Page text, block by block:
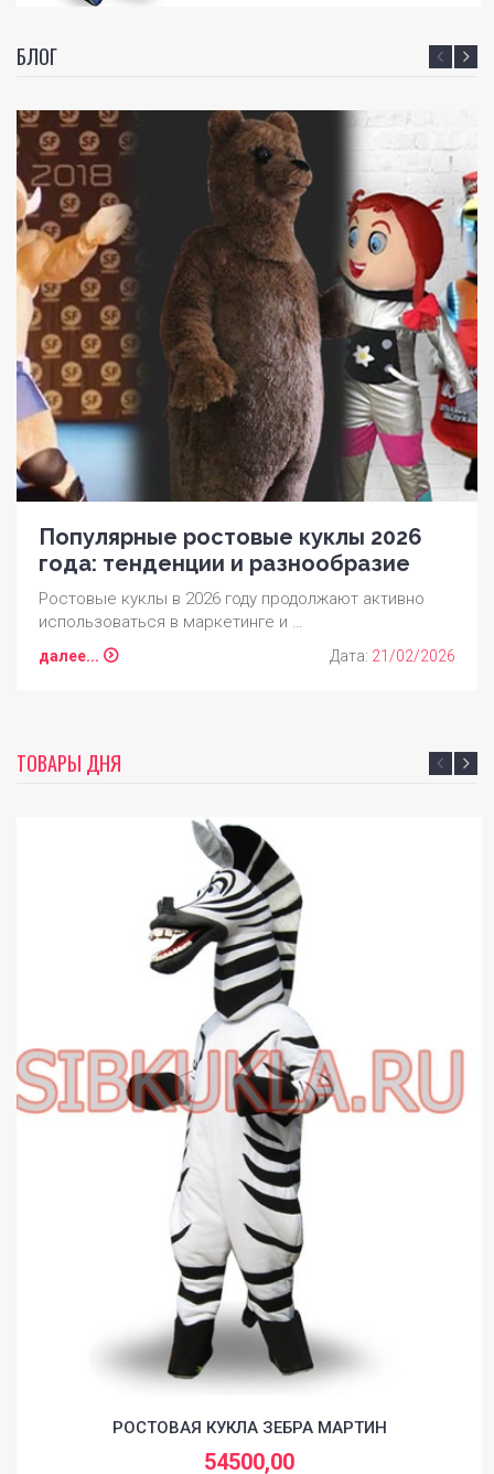
БЛОГ
Популярные ростовые куклы 2026
года: тенденции и разнообразие
Ростовые куклы в 2026 году продолжают активно
использоваться в маркетинге и …
далее... Дата: 21/02/2026
ТОВАРЫ ДНЯ
РОСТОВАЯ КУКЛА ЗЕБРА МАРТИН
54500,00